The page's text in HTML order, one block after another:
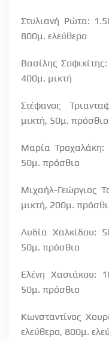
Στυλιανή Ρώτα:
800μ. ελεύθερο
Βασίλης
400μ. μικτή
Στέφανος
μικτή, 50μ. πρόσθιο
Μαρία Τροχαλάκη:
50μ. πρόσθιο
Μιχαήλ-Γεώργιος
μικτή, 200μ.
Λυδία Χαλκίδου:
50μ. πρόσθιο
Ελένη Χασιάκου:
50μ. πρόσθιο
Κωνσταντίνος
ελεύθερο, 800μ.